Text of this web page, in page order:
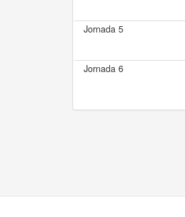
Jornada 5
Jornada 6